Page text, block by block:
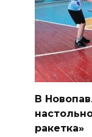
В
ракетка»